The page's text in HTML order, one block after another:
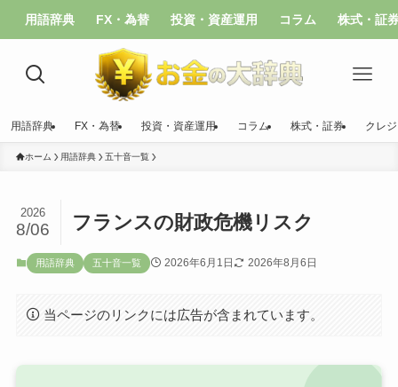
用語辞典 FX・為替 投資・資産運用 コラム 株式・証
用語辞典 FX・為替 投資・資産運用 コラム 株式・証券 クレ
ホーム 用語辞典 五十音一覧
フランスの財政危機リスク
2026
8/06
用語辞典 五十音一覧 2026年6月1日 2026年8月6日
当ページのリンクには広告が含まれています。